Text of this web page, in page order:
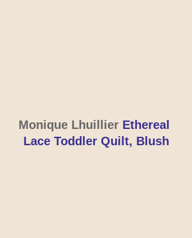
Monique Lhuillier Ethereal
Lace Toddler Quilt, Blush